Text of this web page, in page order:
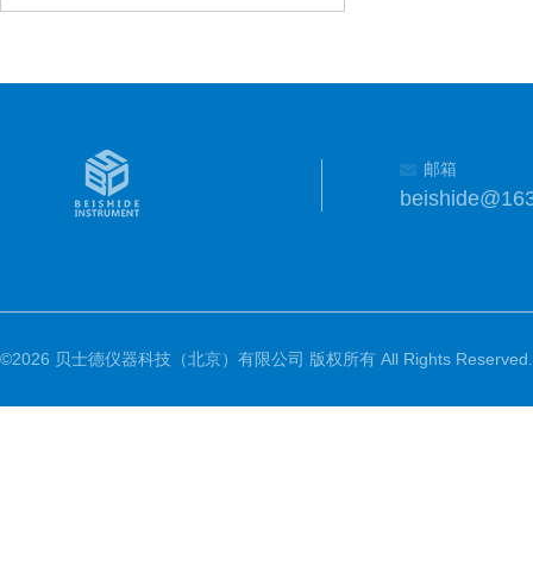
邮箱
©2026 贝士德仪器科技（北京）有限公司 版权所有 All Rights Reserved.